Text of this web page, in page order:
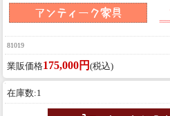
81019
業販価格175,000円 (税込)
在庫数:1